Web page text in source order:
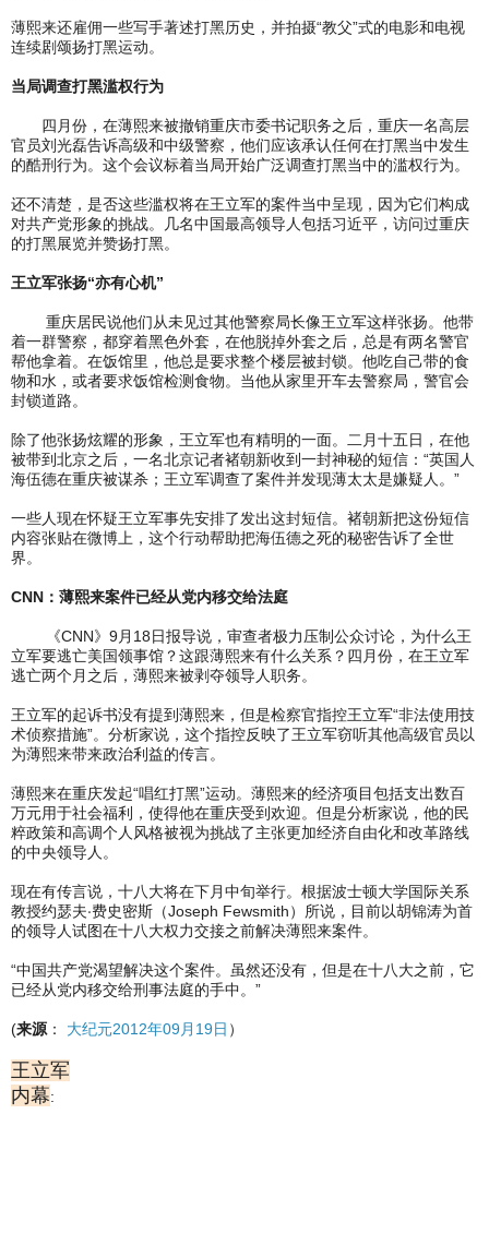
薄熙来还雇佣一些写手著述打黑历史，并拍摄“教父”式的电影和电视
连续剧颂扬打黑运动。
当局调查打黑滥权行为
四月份，在薄熙来被撤销重庆市委书记职务之后，重庆一名高层
官员刘光磊告诉高级和中级警察，他们应该承认任何在打黑当中发生
的酷刑行为。这个会议标着当局开始广泛调查打黑当中的滥权行为。
还不清楚，是否这些滥权将在王立军的案件当中呈现，因为它们构成
对共产党形象的挑战。几名中国最高领导人包括习近平，访问过重庆
的打黑展览并赞扬打黑。
王立军张扬“亦有心机”
重庆居民说他们从未见过其他警察局长像王立军这样张扬。他带
着一群警察，都穿着黑色外套，在他脱掉外套之后，总是有两名警官
帮他拿着。在饭馆里，他总是要求整个楼层被封锁。他吃自己带的食
物和水，或者要求饭馆检测食物。当他从家里开车去警察局，警官会
封锁道路。
除了他张扬炫耀的形象，王立军也有精明的一面。二月十五日，在他
被带到北京之后，一名北京记者褚朝新收到一封神秘的短信：“英国人
海伍德在重庆被谋杀；王立军调查了案件并发现薄太太是嫌疑人。”
一些人现在怀疑王立军事先安排了发出这封短信。褚朝新把这份短信
内容张贴在微博上，这个行动帮助把海伍德之死的秘密告诉了全世
界。
CNN：薄熙来案件已经从党内移交给法庭
《CNN》9月18日报导说，审查者极力压制公众讨论，为什么王
立军要逃亡美国领事馆？这跟薄熙来有什么关系？四月份，在王立军
逃亡两个月之后，薄熙来被剥夺领导人职务。
王立军的起诉书没有提到薄熙来，但是检察官指控王立军“非法使用技
术侦察措施”。分析家说，这个指控反映了王立军窃听其他高级官员以
为薄熙来带来政治利益的传言。
薄熙来在重庆发起“唱红打黑”运动。薄熙来的经济项目包括支出数百
万元用于社会福利，使得他在重庆受到欢迎。但是分析家说，他的民
粹政策和高调个人风格被视为挑战了主张更加经济自由化和改革路线
的中央领导人。
现在有传言说，十八大将在下月中旬举行。根据波士顿大学国际关系
教授约瑟夫‧费史密斯（Joseph Fewsmith）所说，目前以胡锦涛为首
的领导人试图在十八大权力交接之前解决薄熙来案件。
“中国共产党渴望解决这个案件。虽然还没有，但是在十八大之前，它
已经从党内移交给刑事法庭的手中。”
(来源 ： 大纪元2012年09月19日 ）
王立军
内幕: